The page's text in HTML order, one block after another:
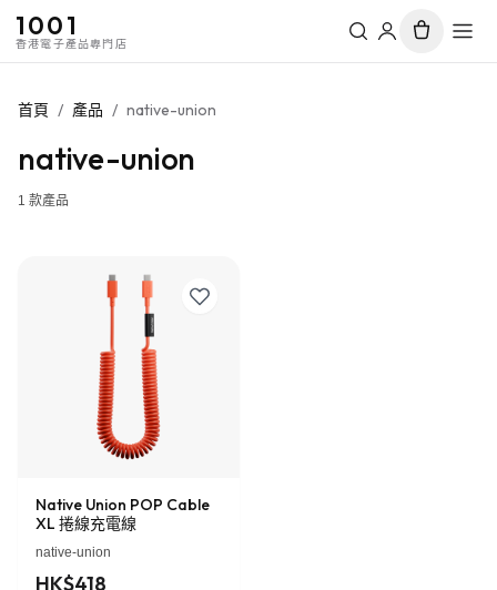
1001
香港電子產品專門店
首頁 / 產品 / native-union
native-union
1 款產品
Native Union POP Cable
XL 捲線充電線
native-union
HK$418